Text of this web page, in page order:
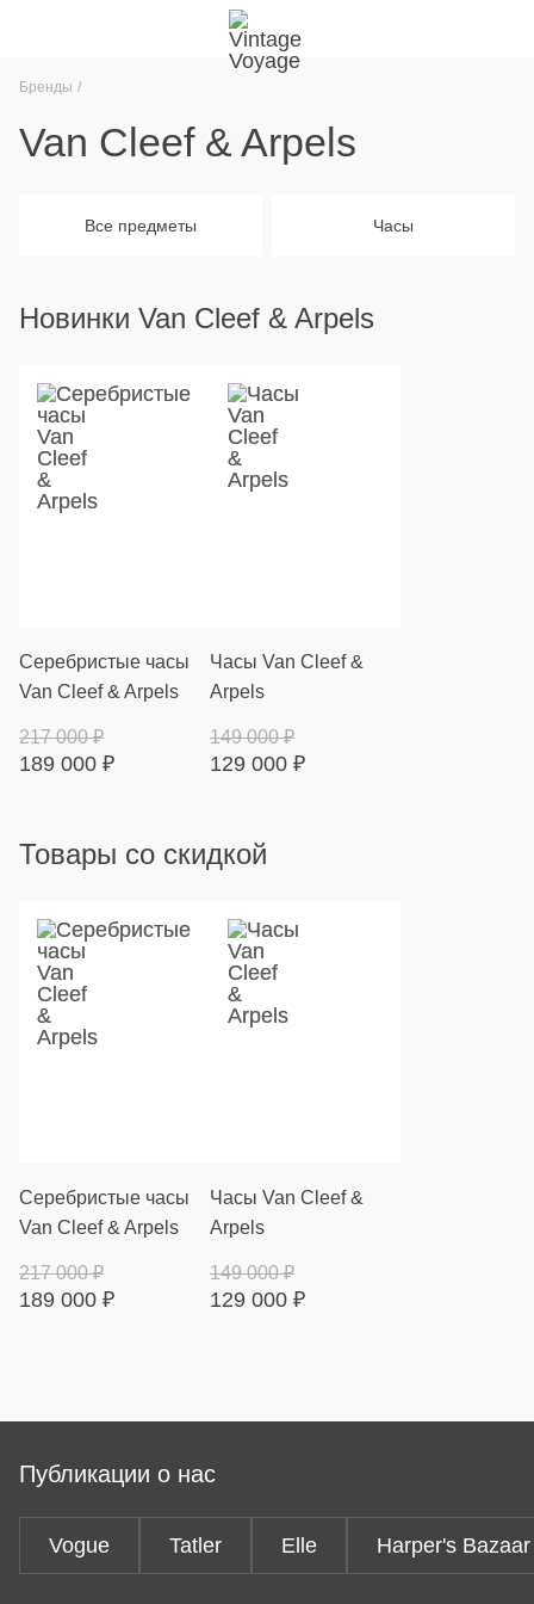
Бренды
Van Cleef & Arpels
Все предметы Часы
Новинки Van Cleef & Arpels
Серебристые часы
Van Cleef & Arpels
189 000 ₽
217 000₽
Часы Van Cleef &
Arpels
129 000 ₽
149 000₽
Товары со скидкой
Серебристые часы
Van Cleef & Arpels
189 000 ₽
217 000₽
Часы Van Cleef &
Arpels
129 000 ₽
149 000₽
Публикации о нас
Vogue Tatler Elle Harper's Bazaar